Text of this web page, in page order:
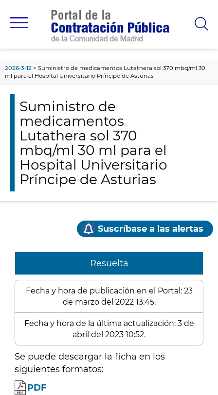
principal
2026-3-12
Suministro de medicamentos Lutathera sol 370 mbq/ml 30
ml para el Hospital Universitario Príncipe de Asturias
Suministro de
medicamentos
Lutathera sol 370
mbq/ml 30 ml para el
Hospital Universitario
Príncipe de Asturias
Suscríbase a las alertas
Resuelta
Fecha y hora de publicación en el Portal: 23
de marzo del 2022 13:45.
Fecha y hora de la última actualización: 3 de
abril del 2023 10:52.
Se puede descargar la ficha en los
siguientes formatos:
PDF